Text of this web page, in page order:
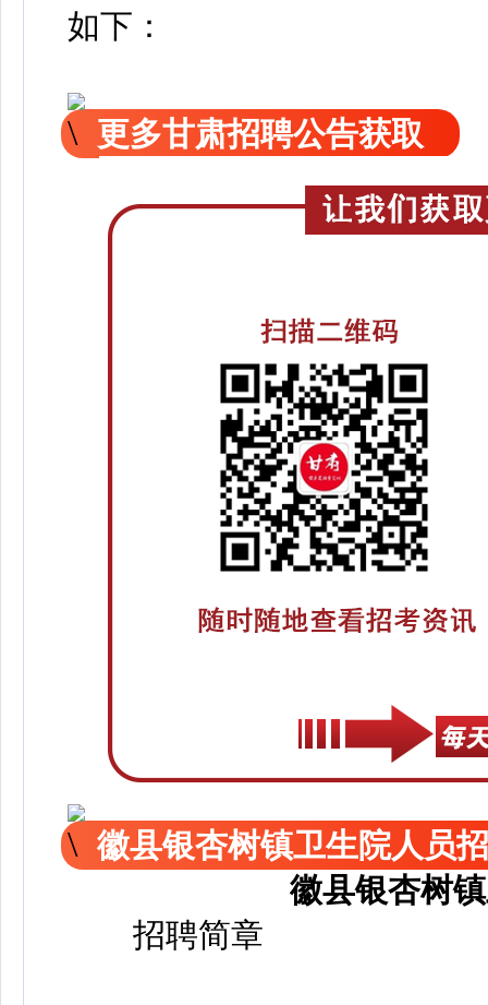
如下：
更多甘肃招聘公告获取
徽县银杏树镇卫生院人员
徽县银杏树
招聘简章